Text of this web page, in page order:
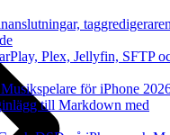
Plex, Jellyfin, SFTP
för iPhone
till Markdown med